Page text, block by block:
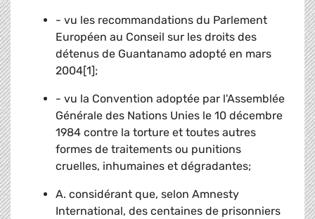
- vu les recommandations du Parlement
Européen au Conseil sur les droits des
détenus de Guantanamo adopté en mars
2004[1];
- vu la Convention adoptée par l'Assemblée
Générale des Nations Unies le 10 décembre
1984 contre la torture et toutes autres
formes de traitements ou punitions
cruelles, inhumaines et dégradantes;
A. considérant que, selon Amnesty
International, des centaines de prisonniers